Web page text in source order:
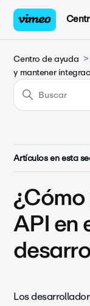
Centro de ayuda
y mantener
Artículos en esta
API en
Los